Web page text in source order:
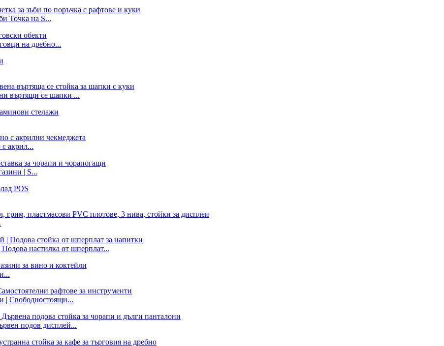
Точка на S...
на дребно...
въртящи се шапки ...
акрил...
| S...
настилка от шперплат...
| Свободностоящи...
подов дисплей...